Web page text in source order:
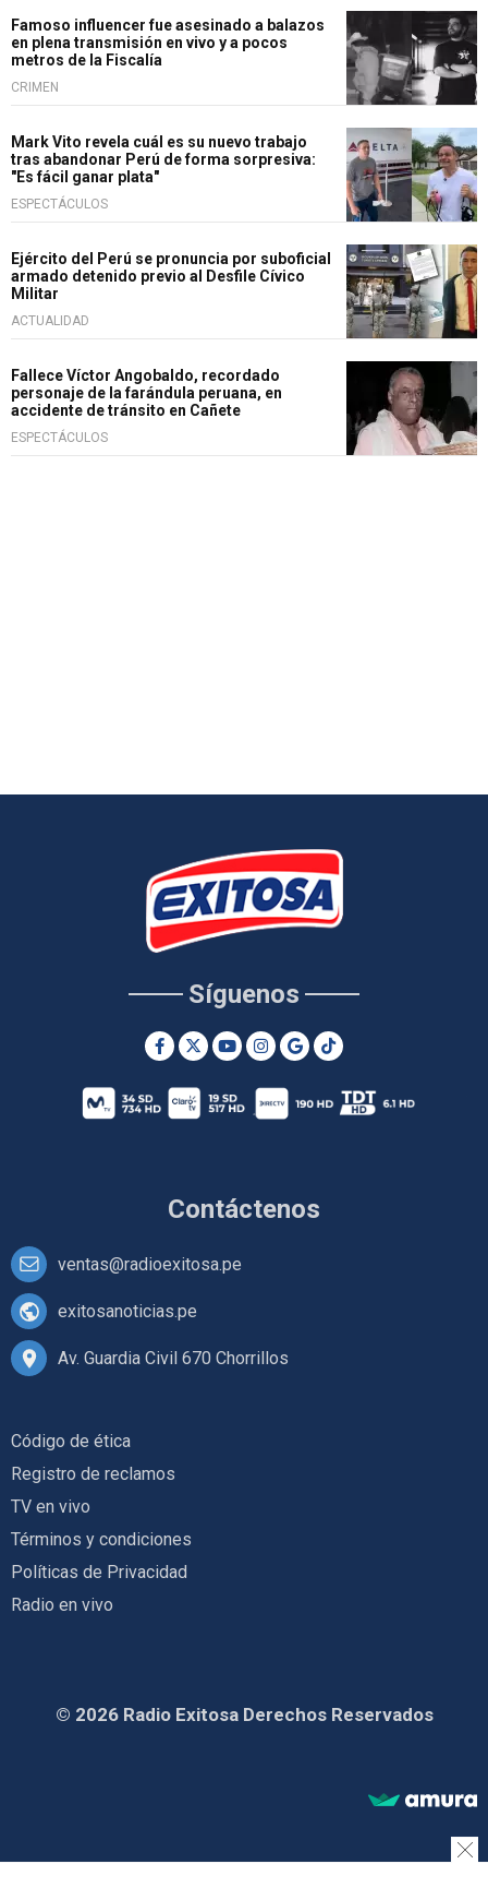
Famoso influencer fue asesinado a balazos
en plena transmisión en vivo y a pocos
metros de la Fiscalía
CRIMEN
Mark Vito revela cuál es su nuevo trabajo
tras abandonar Perú de forma sorpresiva:
"Es fácil ganar plata"
ESPECTÁCULOS
Ejército del Perú se pronuncia por suboficial
armado detenido previo al Desfile Cívico
Militar
ACTUALIDAD
Fallece Víctor Angobaldo, recordado
personaje de la farándula peruana, en
accidente de tránsito en Cañete
ESPECTÁCULOS
Contáctenos
ventas@radioexitosa.pe
exitosanoticias.pe
Av. Guardia Civil 670 Chorrillos
Síguenos
Código de ética
Registro de reclamos
TV en vivo
Términos y condiciones
Políticas de Privacidad
Radio en vivo
© 2026 Radio Exitosa Derechos Reservados